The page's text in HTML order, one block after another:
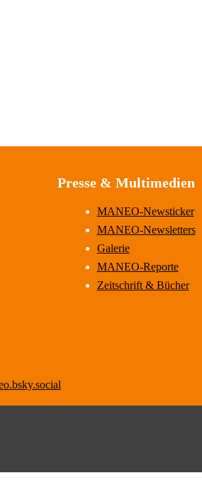
Presse & Multimedien
MANEO-Newsticker
MANEO-Newsletters
Galerie
MANEO-Reporte
Zeitschrift & Bücher